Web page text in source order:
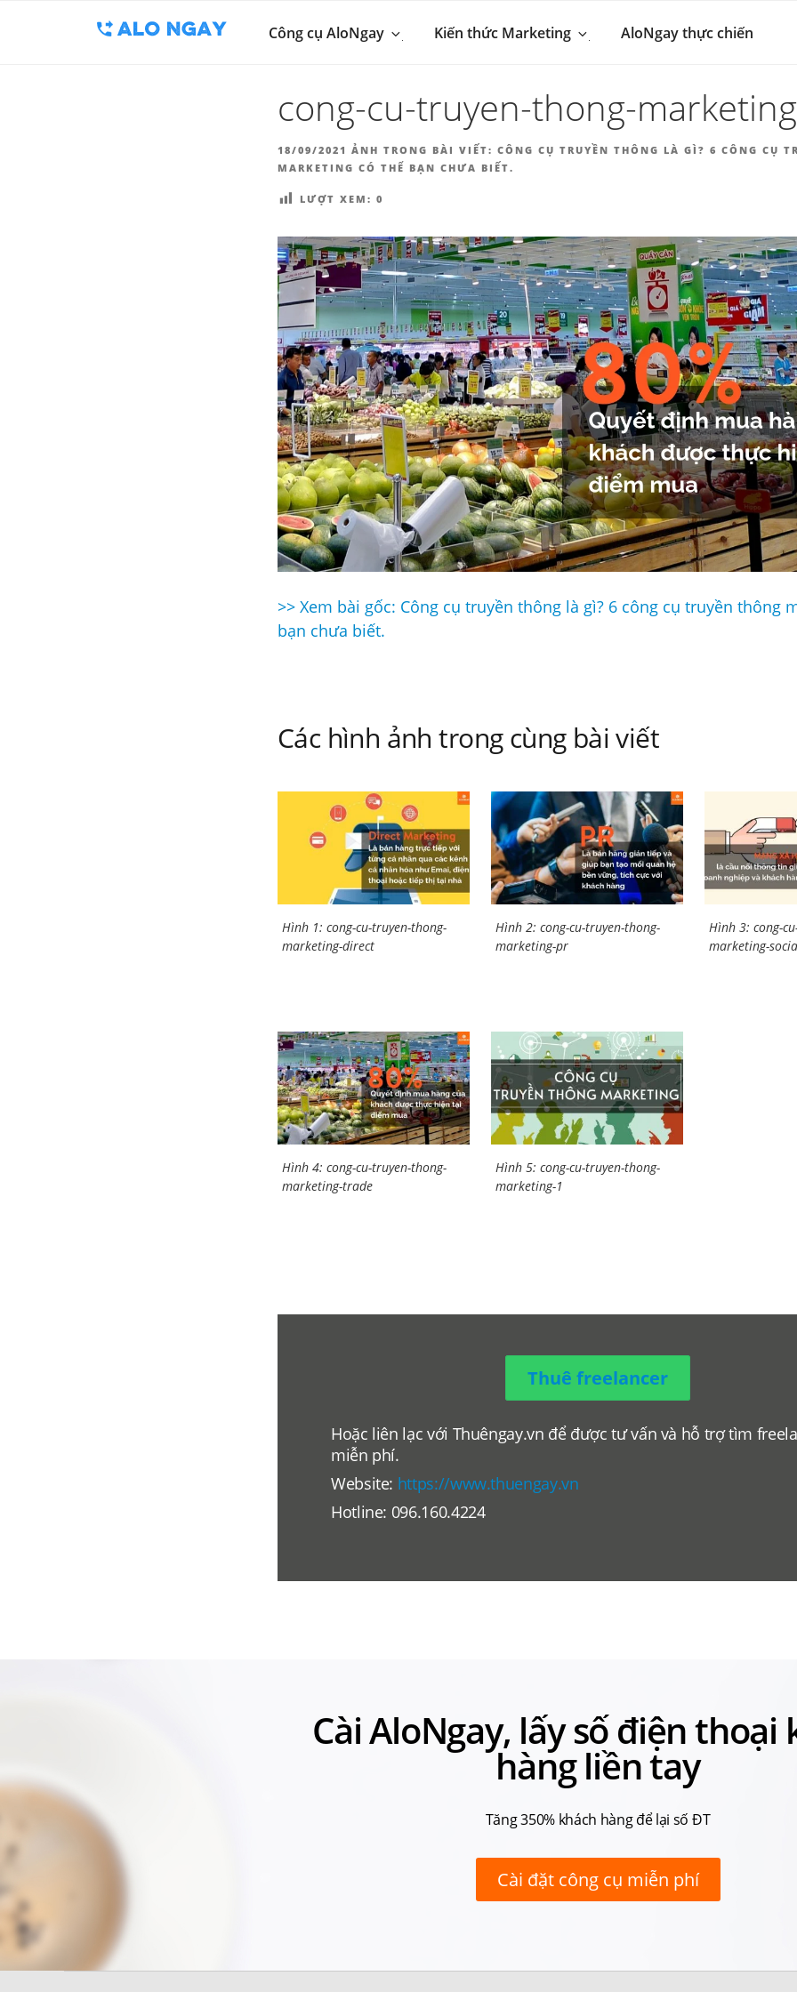
BLOG MARKETING & BÁN
Công cụ AloNgay
Kiến thức Marketing AloNgay thực chiến
cong-cu-truyen-thong-
ĐĂNG
TRONG
18/09/2021 ẢNH TRONG BÀI VIẾT: CÔNG CỤ TRUYỀN THÔNG LÀ GÌ? 6 CÔNG CỤ
MARKETING CÓ THỂ BẠN CHƯA BIẾT.
LƯỢT XEM: 0
Điều
viết
>> Xem bài gốc: Công cụ truyền thông là gì? 6 công cụ truyền thông
bạn chưa biết.
Các hình ảnh trong cùng bài viết
Hình 1: cong-cu-truyen-thong-
marketing-direct
Hình 2: cong-cu-truyen-thong-
marketing-pr
Hình 3: cong-
marketing-
Hình 4: cong-cu-truyen-thong-
marketing-trade
Hình 5: cong-cu-truyen-thong-
marketing-1
Thuê freelancer
Hoặc liên lạc với Thuêngay.vn để được tư vấn và hỗ trợ tìm
miễn phí.
Website: https://www.thuengay.vn
Hotline: 096.160.4224
Cài AloNgay, lấy số điện thoại
hàng liền tay
Tăng 350% khách hàng để lại số ĐT
Cài đặt công cụ miễn phí